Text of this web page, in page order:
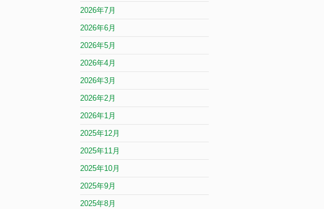
2026年7月
2026年6月
2026年5月
2026年4月
2026年3月
2026年2月
2026年1月
2025年12月
2025年11月
2025年10月
2025年9月
2025年8月